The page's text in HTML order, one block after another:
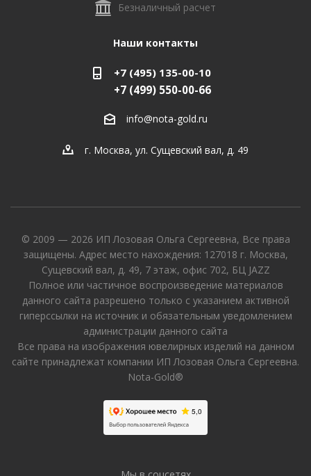
Безналичный расчет
Наши контакты
+7 (495) 135-00-10
+7 (499) 550-00-66
info@nota-gold.ru
г. Москва, ул. Сущевский вал, д. 49
© 2009 — 2026 ИП Лозовая Ольга Сергеевна, Все права
защищены. Адрес место нахождения: 127018 г. Москва,
Сущевский вал, д. 49, 7 этаж, офис 702, БЦ JAZZ
Полное или частичное воспроизведение материалов
данного сайта разрешено только с указанием активной
гиперссылки на источник и обязательным уведомлением
администрации данного сайта
Все права на изображения ювелирных изделий на данном
сайте принадлежат компании ИП Лозовая Ольга Сергеевна.
Nota-Gold®